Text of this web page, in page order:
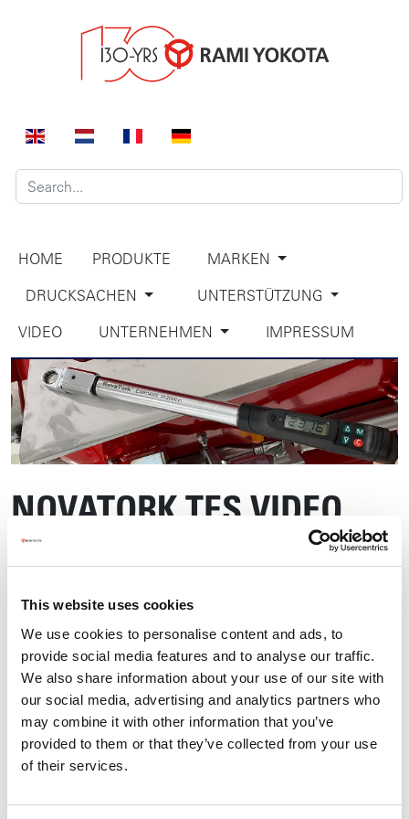
This website uses cookies
We use cookies to personalise content and ads, to
provide social media features and to analyse our traffic.
We also share information about your use of our site with
our social media, advertising and analytics partners who
may combine it with other information that you’ve
provided to them or that they’ve collected from your use
of their services.
HOME PRODUKTE
MARKEN
DRUCKSACHEN
UNTERSTÜTZUNG
VIDEO
UNTERNEHMEN IMPRESSUM
NOVATORK TES VIDEO